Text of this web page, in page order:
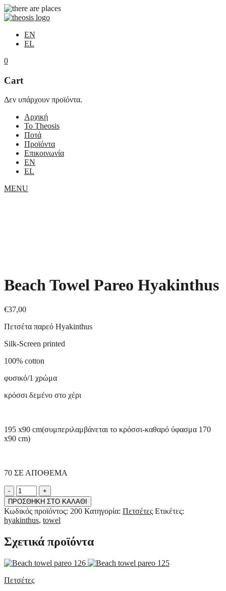
EN
EL
0
Cart
Δεν υπάρχουν προϊόντα.
Αρχική
Το Theosis
Ποτά
Προϊόντα
Επικοινωνία
EN
EL
MENU
Beach Towel Pareo Hyakinthus
€37,00
Πετσέτα παρεό Hyakinthus
Silk-Screen printed
100% cotton
φυσικό/1 χρώμα
κρόσσι δεμένο στο χέρι
195 x90 cm(συμπεριλαμβάνεται το κρόσσι-καθαρό ύφασμα 170
x90 cm)
70 ΣΕ ΑΠΟΘΕΜΑ
Beach
Towel
Pareo
Hyakinthus
quantity
-
+
ΠΡΟΣΘΗΚΗ ΣΤΟ ΚΑΛΑΘΙ
Κωδικός προϊόντος: 200 Κατηγορία: Πετσέτες Ετικέτες:
hyakinthus, towel
Σχετικά προϊόντα
Πετσέτες